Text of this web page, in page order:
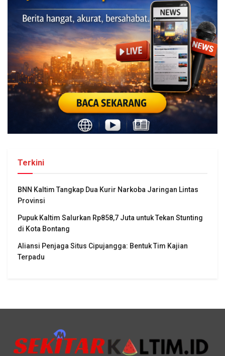
Terkini
BNN Kaltim Tangkap Dua Kurir Narkoba Jaringan Lintas
Provinsi
Pupuk Kaltim Salurkan Rp858,7 Juta untuk Tekan Stunting
di Kota Bontang
Aliansi Penjaga Situs Cipujangga: Bentuk Tim Kajian
Terpadu